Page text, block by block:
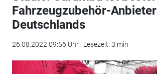
Fahrzeugzubehör-Anbieter
Deutschlands
26.08.2022 09:56 Uhr | Lesezeit: 3 min